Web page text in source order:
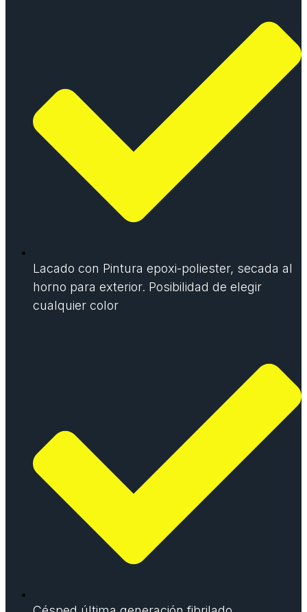
Lacado con Pintura epoxi-poliester, secada al
horno para exterior. Posibilidad de elegir
cualquier color